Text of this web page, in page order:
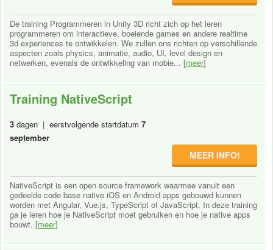
De training Programmeren in Unity 3D richt zich op het leren
programmeren om interactieve, boeiende games en andere realtime
3d experiences te ontwikkelen. We zullen ons richten op verschillende
aspecten zoals physics, animatie, audio, UI, level design en
netwerken, evenals de ontwikkeling van mobie... [meer]
Training NativeScript
3 dagen | eerstvolgende startdatum 7
september
MEER INFO!
NativeScript is een open source framework waarmee vanuit een
gedeelde code base native iOS en Android apps gebouwd kunnen
worden met Angular, Vue.js, TypeScript of JavaScript. In deze training
ga je leren hoe je NativeScript moet gebruiken en hoe je native apps
bouwt. [meer]